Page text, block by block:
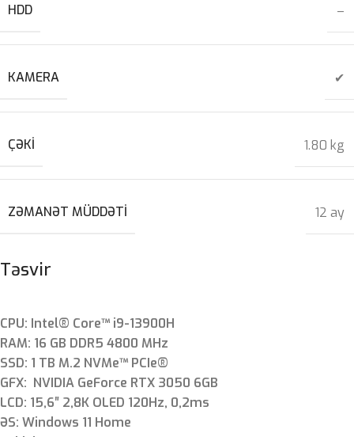
Təsvir
CPU: Intel® Core™ i9-13900H
RAM: 16 GB DDR5 4800 MHz
SSD: 1 TB M.2 NVMe™ PCIe®
GFX: NVIDIA GeForce RTX 3050 6GB
LCD: 15,6″ 2,8K OLED 120Hz, 0,2ms
ƏS: Windows 11 Home
HDD –
KAMERA ✔
ÇƏKI 1.80 kg
ZƏMANƏT MÜDDƏTI 12 ay